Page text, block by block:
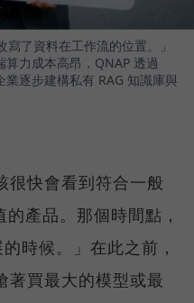
寫了資料在工作流的位置。」
力成本高昂，QNAP 透過
業逐步建構私有 RAG 知識庫與
很快會看到符合一般
產品。那個時間點，
時候。」在此之前，
著買最大的模型或最